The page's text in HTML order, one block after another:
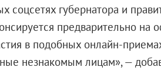
соцсетях губернатора и
предварительно на
в подобных онлайн-
незнакомым лицам», —